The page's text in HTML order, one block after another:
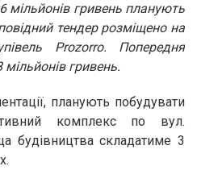
мільйонів гривень планують
тендер розміщено на
Prozorro. Попередня
мільйонів гривень.
планують побудувати
комплекс по вул.
будівництва складатиме 3